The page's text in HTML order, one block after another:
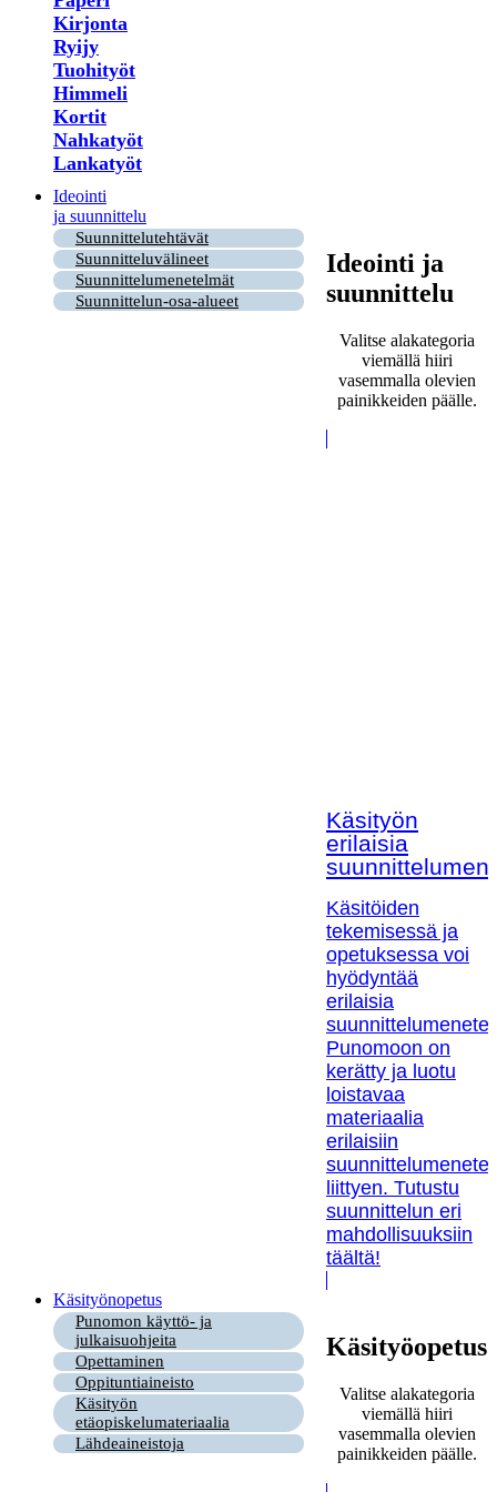
Kirjonta
Ryijy
Tuohityöt
Himmeli
Kortit
Nahkatyöt
Lankatyöt
Ideointi
ja suunnittelu
Suunnittelutehtävät
Suunnitteluvälineet
Suunnittelumenetelmät
Suunnittelun-osa-alueet
Ideointi ja
suunnittelu
Valitse alakategoria
viemällä hiiri
vasemmalla olevien
painikkeiden päälle.
Käsityön
erilaisia
Käsitöiden
tekemisessä ja
opetuksessa voi
hyödyntää
erilaisia
Punomoon on
kerätty ja luotu
loistavaa
materiaalia
erilaisiin
liittyen. Tutustu
suunnittelun eri
mahdollisuuksiin
täältä!
Käsityönopetus
Punomon käyttö- ja
julkaisuohjeita
Opettaminen
Oppituntiaineisto
Käsityön
etäopiskelumateriaalia
Lähdeaineistoja
Käsityöopetus
Valitse alakategoria
viemällä hiiri
vasemmalla olevien
painikkeiden päälle.